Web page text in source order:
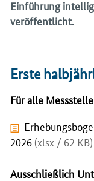
Einführung
veröffentlicht.
Erste
Für alle
2026 (xlsx / 62 KB)
Ausschließlich